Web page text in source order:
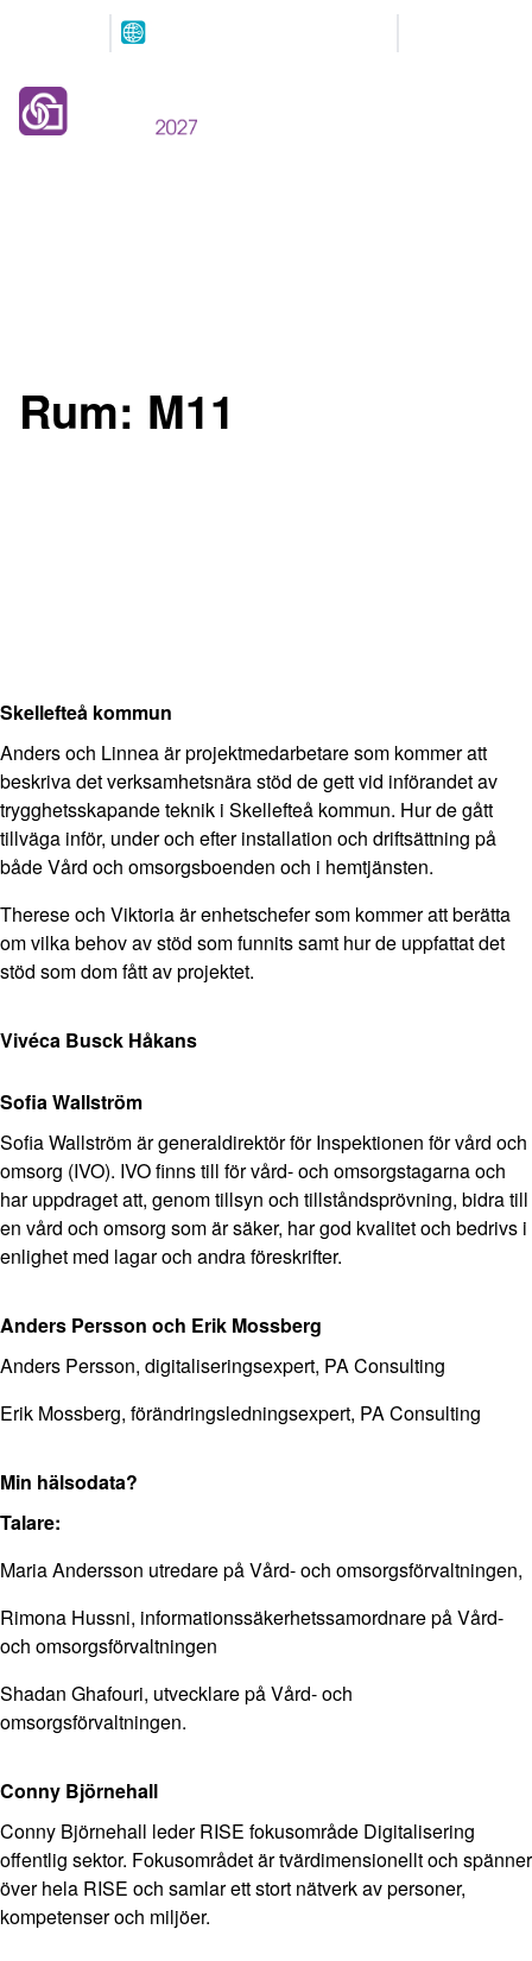
Rum: M11
Skellefteå kommun
Anders och Linnea är projektmedarbetare som kommer att
beskriva det verksamhetsnära stöd de gett vid införandet av
trygghetsskapande teknik i Skellefteå kommun. Hur de gått
tillväga inför, under och efter installation och driftsättning på
både Vård och omsorgsboenden och i hemtjänsten.
Therese och Viktoria är enhetschefer som kommer att berätta
om vilka behov av stöd som funnits samt hur de uppfattat det
stöd som dom fått av projektet.
Vivéca Busck Håkans
Sofia Wallström
Sofia Wallström är generaldirektör för Inspektionen för vård och
omsorg (IVO). IVO finns till för vård- och omsorgstagarna och
har uppdraget att, genom tillsyn och tillståndsprövning, bidra till
en vård och omsorg som är säker, har god kvalitet och bedrivs i
enlighet med lagar och andra föreskrifter.
Anders Persson och Erik Mossberg
Anders Persson, digitaliseringsexpert, PA Consulting
Erik Mossberg, förändringsledningsexpert, PA Consulting
Min hälsodata?
Talare:
Maria Andersson utredare på Vård- och omsorgsförvaltningen,
Rimona Hussni, informationssäkerhetssamordnare på Vård-
och omsorgsförvaltningen
Shadan Ghafouri, utvecklare på Vård- och
omsorgsförvaltningen.
Conny Björnehall
Conny Björnehall leder RISE fokusområde Digitalisering
offentlig sektor. Fokusområdet ärtvärdimensionelltoch spänner
över hela RISE och samlar ett stort nätverk av personer,
kompetenser och miljöer.